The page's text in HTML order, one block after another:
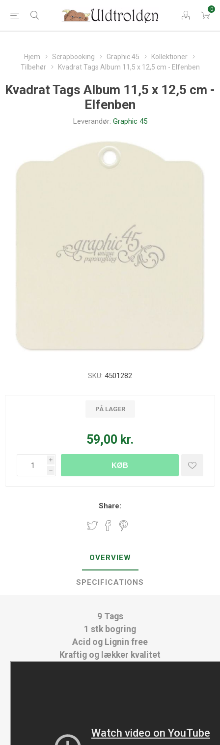
0
Hjem Scrapbooking Graphic 45
Kollektioner
Tilbehør
Kvadrat Tags Album 11,5 x 12,5 cm - Elfenben
Kvadrat Tags Album 11,5 x 12,5 cm -
Elfenben
Leverandør: Graphic 45
SKU: 4501282
PÅ LAGER
59,00 kr.
i
h
KØB
Share:
OVERVIEW
SPECIFICATIONS
9 Tags
1 stk bogring
Acid og Lignin free
Kraftig og lækker kvalitet